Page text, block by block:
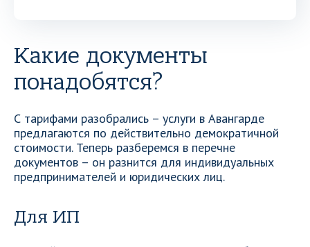
Какие документы
понадобятся?
С тарифами разобрались – услуги в Авангарде
предлагаются по действительно демократичной
стоимости. Теперь разберемся в перечне
документов – он разнится для индивидуальных
предпринимателей и юридических лиц.
Для ИП